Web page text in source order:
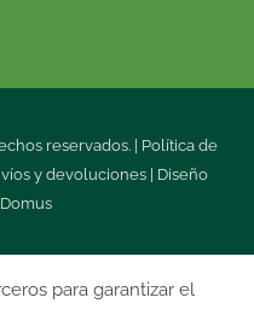
reservados. | Política de
y devoluciones
Diseño
para garantizar el